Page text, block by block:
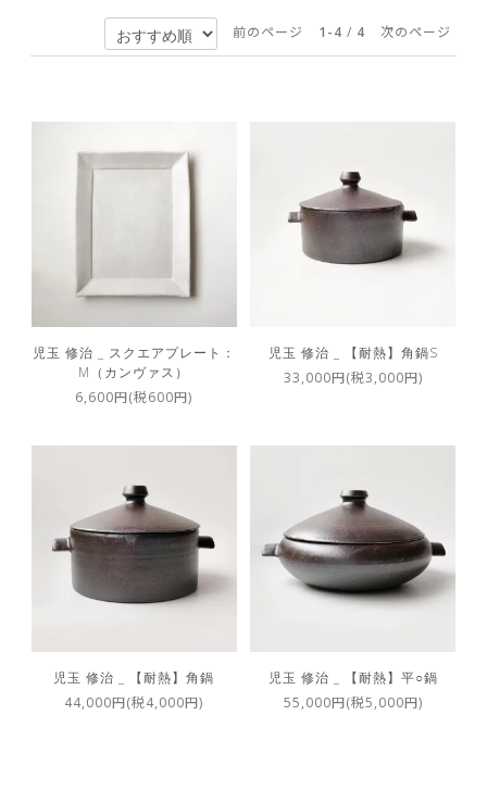
前のページ 1-4 / 4 次のページ
児玉 修治 _ スクエアプレート：
M（カンヴァス）
6,600円(税600円)
児玉 修治 _ 【耐熱】角鍋S
33,000円(税3,000円)
児玉 修治 _ 【耐熱】角鍋
44,000円(税4,000円)
児玉 修治 _ 【耐熱】平○鍋
55,000円(税5,000円)